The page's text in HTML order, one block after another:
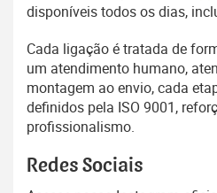
disponíveis todos os dias,
Cada ligação é tratada de
um atendimento humano,
montagem ao envio, cada
definidos pela ISO 9001,
profissionalismo.
Redes Sociais